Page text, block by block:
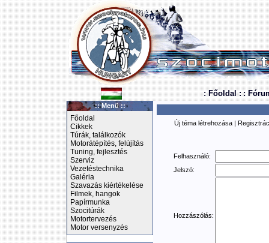
: Főoldal : :
:: Menü ::
Főoldal
Cikkek
Túrák, találkozók
Motorátépítés, felújítás
Tuning, fejlesztés
Szerviz
Vezetéstechnika
Galéria
Szavazás kiértékelése
Filmek, hangok
Papírmunka
Szocitúrák
Motortervezés
Motor versenyzés
Új téma létrehozása |
Felhasználó:
Jelszó:
Hozzászólás: